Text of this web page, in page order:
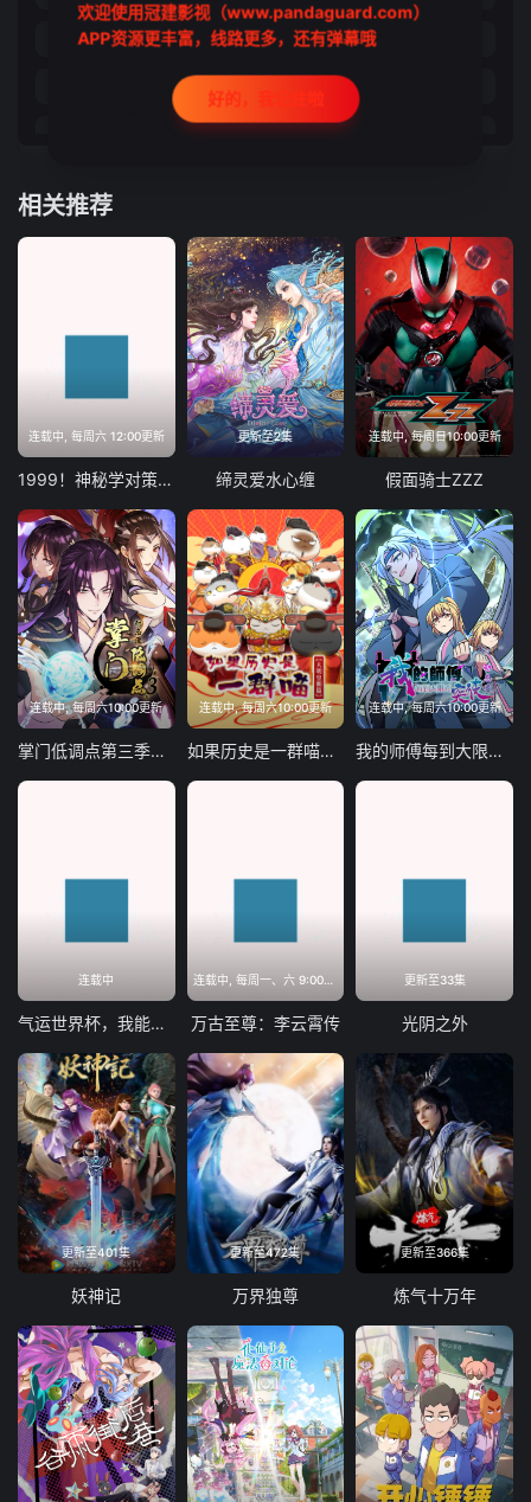
29 30 31
34
38 39
50 51 52
54 55 56
58 59 60
62 63 64
69 70 71 72
73 74 75 76
77 78 79 80
81 82 83 84
85 86 87 88
89 90 91 92
相关推荐
连载中, 每周六 12:00更新
1999！神秘学对策部国语版
更新至2集
缔灵爱水心缠
连载中, 每周日10:00更新
假面骑士ZZZ
连载中, 每周六10:00更新
掌门低调点第三季动态漫画
连载中, 每周六10:00更新
如果历史是一群喵大明皇朝篇
连载中, 每周六10:00更新
我的师傅每到大限才突破动态漫画
连载中
气运世界杯，我能复制所有球星技能
连载中, 每周一、六 9:00更新
万古至尊：李云霄传
更新至33集
光阴之外
更新至401集
妖神记
更新至472集
万界独尊
更新至366集
炼气十万年
欢迎使用冠建影视（www.pandaguard.com）
APP资源更丰富，线路更多，还有弹幕哦
好的，我记住啦